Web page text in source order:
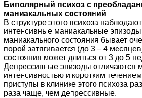
Биполярный психоз с
маниакальных состояний
В структуре этого психоза
интенсивные маниакальные
маниакального состояния бывает
порой затягивается (до 3 – 4
состояния может длиться от 3 до 5
Депрессивные эпизоды отличаются
интенсивностью и коротким
приступы в клинике этого психоза
раза чаще, чем депрессивные.